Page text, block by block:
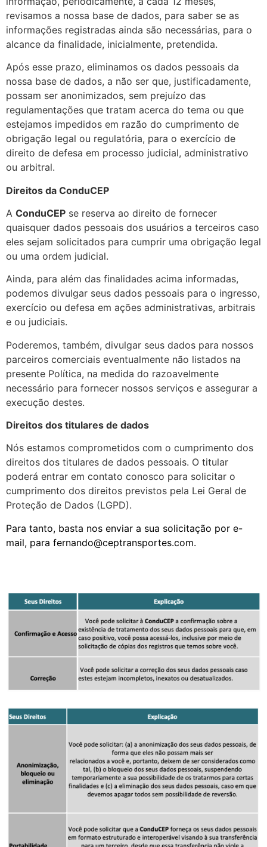
revisamos a nossa base de dados, para saber se as
informações registradas ainda são necessárias, para o
alcance da finalidade, inicialmente, pretendida.
Após esse prazo, eliminamos os dados pessoais da
nossa base de dados, a não ser que, justificadamente,
possam ser anonimizados, sem prejuízo das
regulamentações que tratam acerca do tema ou que
estejamos impedidos em razão do cumprimento de
obrigação legal ou regulatória, para o exercício de
direito de defesa em processo judicial, administrativo
ou arbitral.
Direitos da ConduCEP
A ConduCEP se reserva ao direito de fornecer
quaisquer dados pessoais dos usuários a terceiros caso
eles sejam solicitados para cumprir uma obrigação legal
ou uma ordem judicial.
Ainda, para além das finalidades acima informadas,
podemos divulgar seus dados pessoais para o ingresso,
exercício ou defesa em ações administrativas, arbitrais
e ou judiciais.
Poderemos, também, divulgar seus dados para nossos
parceiros comerciais eventualmente não listados na
presente Política, na medida do razoavelmente
necessário para fornecer nossos serviços e assegurar a
execução destes.
Direitos dos titulares de dados
Nós estamos comprometidos com o cumprimento dos
direitos dos titulares de dados pessoais. O titular
poderá entrar em contato conosco para solicitar o
cumprimento dos direitos previstos pela Lei Geral de
Proteção de Dados (LGPD).
Para tanto, basta nos enviar a sua solicitação por e-
mail, para fernando@ceptransportes.com.